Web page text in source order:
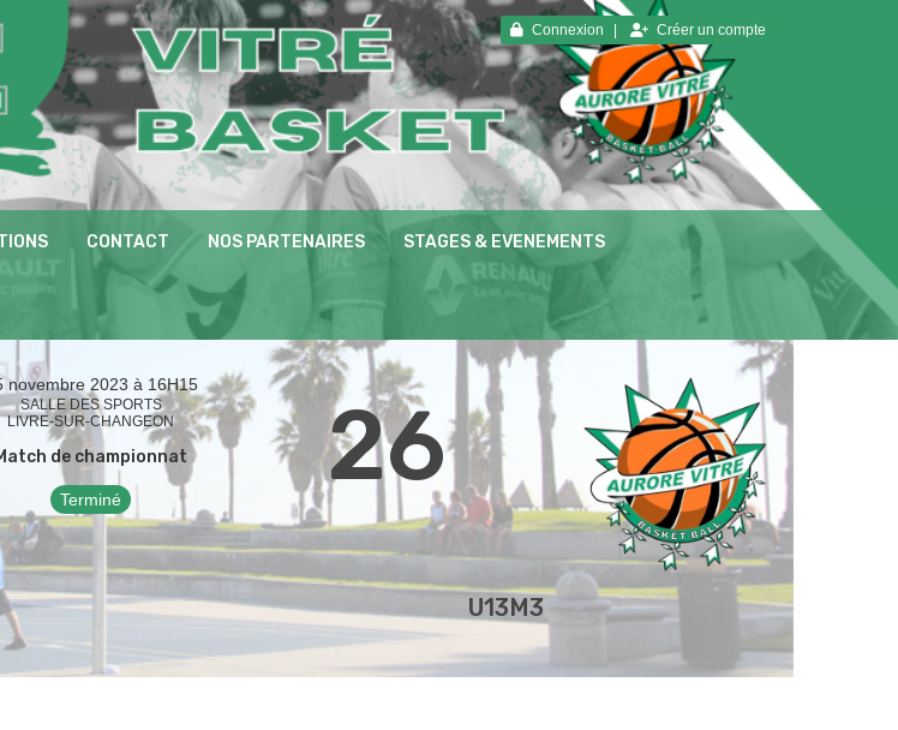
Connexion Créer un compte
CONTACT NOS PARTENAIRES STAGES & EVENEMENTS
novembre 2023 à 16H15
SALLE DES SPORTS
LIVRE-SUR-CHANGEON
de championnat
Terminé 26
U13M3